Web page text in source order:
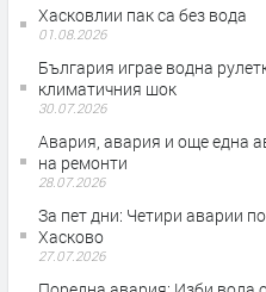
Хасковлии пак са без вода
01.08.2026
България играе водна
климатичния шок
30.07.2026
Авария, авария и още една
на ремонти
28.07.2026
За пет дни: Четири аварии
Хасково
27.07.2026